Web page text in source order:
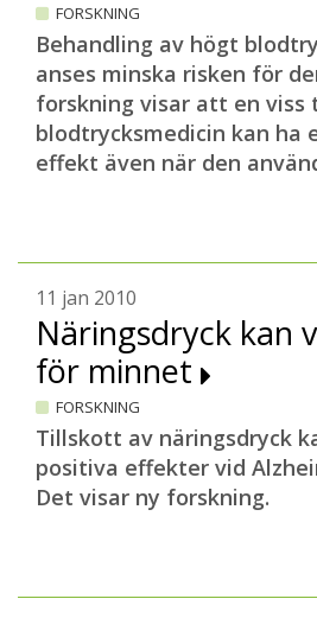
FORSKNING
Behandling av högt
anses minska risken för
forskning visar att en viss
blodtrycksmedicin kan ha
effekt även när den
11 jan 2010
Näringsdryck kan
för minnet
FORSKNING
Tillskott av näringsdryck
positiva effekter vid
Det visar ny forskning.